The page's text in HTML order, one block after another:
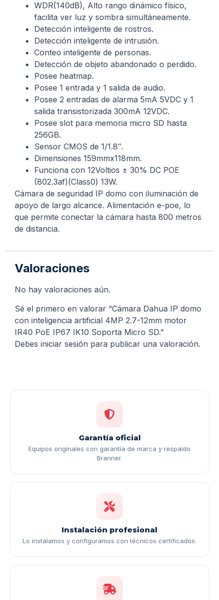
WDR(140dB), Alto rango dinámico físico,
facilita ver luz y sombra simultáneamente.
Detección inteligente de rostros.
Detección inteligente de intrusión.
Conteo inteligente de personas.
Detección de objeto abandonado o perdido.
Posee heatmap.
Posee 1 entrada y 1 salida de audio.
Posee 2 entradas de alarma 5mA 5VDC y 1
salida transistorizada 300mA 12VDC.
Posee slot para memoria micro SD hasta
256GB.
Sensor CMOS de 1/1.8″.
Dimensiones 159mmx118mm.
Funciona con 12Voltios ± 30% DC POE
(802.3af)(Class0) 13W.
Cámara de seguridad IP domo con iluminación de
apoyo de largo alcance. Alimentación e-poe, lo
que permite conectar la cámara hasta 800 metros
de distancia.
Valoraciones
No hay valoraciones aún.
Sé el primero en valorar “Cámara Dahua IP domo
con inteligencia artificial 4MP 2.7-12mm motor
IR40 PoE IP67 IK10 Soporta Micro SD.”
Debes iniciar sesión para publicar una valoración.
Garantía oficial
Equipos originales con garantía de marca y respaldo
Branner.
Instalación profesional
Lo instalamos y configuramos con técnicos certificados.